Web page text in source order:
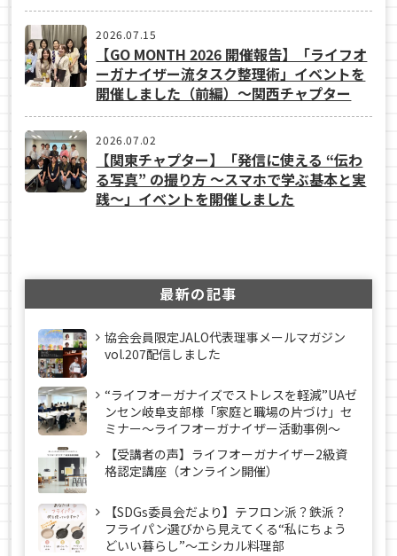
2026.07.15
【GO MONTH 2026 開催報告】「ライフオ
ーガナイザー流タスク整理術」イベントを
開催しました（前編）～関西チャプター
2026.07.02
【関東チャプター】「発信に使える “伝わ
る写真” の撮り方 ～スマホで学ぶ基本と実
践～」イベントを開催しました
最新の記事
協会会員限定JALO代表理事メールマガジン
vol.207配信しました
“ライフオーガナイズでストレスを軽減”UAゼ
ンセン岐阜支部様「家庭と職場の片づけ」セ
ミナー～ライフオーガナイザー活動事例〜
【受講者の声】ライフオーガナイザー2級資
格認定講座（オンライン開催）
【SDGs委員会だより】テフロン派？鉄派？
フライパン選びから見えてくる“私にちょう
どいい暮らし”～エシカル料理部